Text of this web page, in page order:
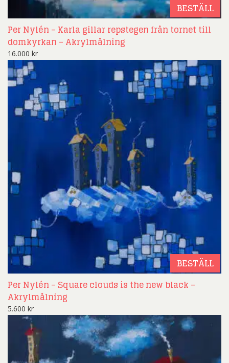
BESTÄLL
Per Nylén – Karla gillar repstegen från tornet till
domkyrkan – Akrylmålning
16.000 kr
BESTÄLL
Per Nylén – Square clouds is the new black –
Akrylmålning
5.600 kr